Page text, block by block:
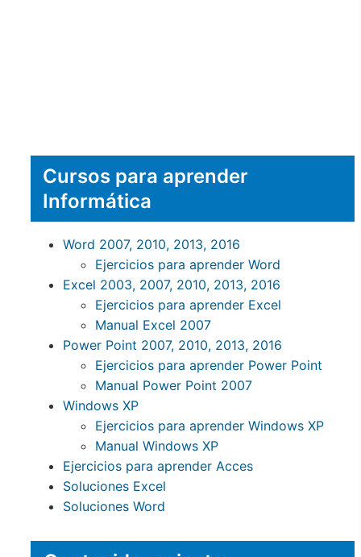
Cursos para aprender
Informática
Word 2007, 2010, 2013, 2016
Ejercicios para aprender Word
Excel 2003, 2007, 2010, 2013, 2016
Ejercicios para aprender Excel
Manual Excel 2007
Power Point 2007, 2010, 2013, 2016
Ejercicios para aprender Power Point
Manual Power Point 2007
Windows XP
Ejercicios para aprender Windows XP
Manual Windows XP
Ejercicios para aprender Acces
Soluciones Excel
Soluciones Word